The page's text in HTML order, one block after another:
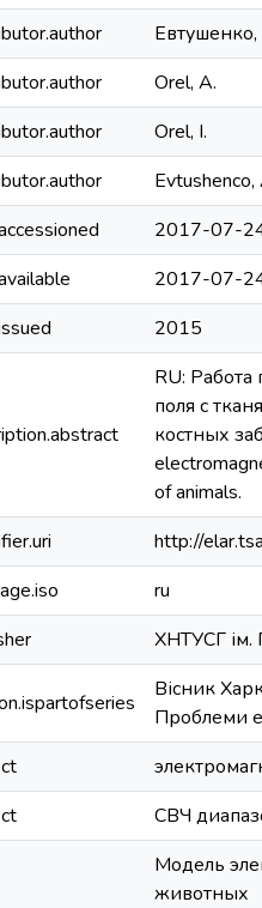
Orel, А.
Orel, І.
Еvtushenco,
2017-07-
2017-07-
2015
RU:
поля с
костных
of animals.
http://
ru
ХНТУСГ ім.
Вісник
Проблеми
СВЧ
Модель
животных